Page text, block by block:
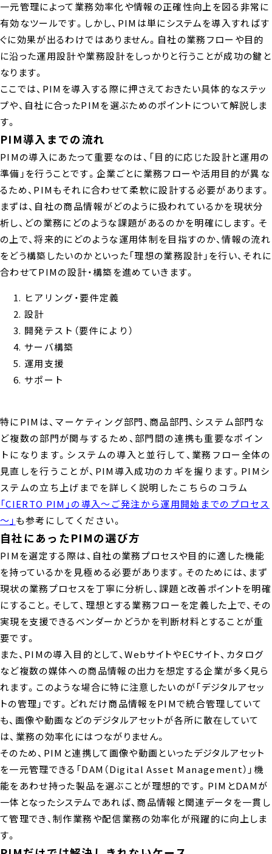
一元管理によって業務効率化や情報の正確性向上を図る非常に
有効なツールです。しかし、PIMは単にシステムを導入すればす
ぐに効果が出るわけではありません。自社の業務フローや目的
に沿った運用設計や業務設計をしっかりと行うことが成功の鍵と
なります。
ここでは、PIMを導入する際に押さえておきたい具体的なステッ
プや、自社に合ったPIMを選ぶためのポイントについて解説しま
す。
PIM導入までの流れ
PIMの導入にあたって重要なのは、「目的に応じた設計と運用の
準備」を行うことです。企業ごとに業務フローや活用目的が異な
るため、PIMもそれに合わせて柔軟に設計する必要があります。
まずは、自社の商品情報がどのように扱われているかを現状分
析し、どの業務にどのような課題があるのかを明確にします。そ
の上で、将来的にどのような運用体制を目指すのか、情報の流れ
をどう構築したいのかといった「理想の業務設計」を行い、それに
合わせてPIMの設計・構築を進めていきます。
ヒアリング・要件定義
設計
開発テスト（要件により）
サーバ構築
運用支援
サポート
特にPIMは、マーケティング部門、商品部門、システム部門な
ど複数の部門が関与するため、部門間の連携も重要なポイン
トになります。システムの導入と並行して、業務フロー全体の
見直しを行うことが、PIM導入成功のカギを握ります。PIMシ
ステムの立ち上げまでを詳しく説明したこちらのコラム
「CIERTO PIM」の導入～ご発注から運用開始までのプロセス
～」 も参考にしてください。
自社にあったPIMの選び方
PIMを選定する際は、自社の業務プロセスや目的に適した機能
を持っているかを見極める必要があります。そのためには、まず
現状の業務プロセスを丁寧に分析し、課題と改善ポイントを明確
にすること。そして、理想とする業務フローを定義した上で、その
実現を支援できるベンダーかどうかを判断材料とすることが重
要です。
また、PIMの導入目的として、WebサイトやECサイト、カタログ
など複数の媒体への商品情報の出力を想定する企業が多く見ら
れます。このような場合に特に注意したいのが「デジタルアセッ
トの管理」です。どれだけ商品情報をPIMで統合管理していて
も、画像や動画などのデジタルアセットが各所に散在していて
は、業務の効率化にはつながりません。
そのため、PIMと連携して画像や動画といったデジタルアセット
を一元管理できる「DAM（Digital Asset Management）」機
能をあわせ持った製品を選ぶことが理想的です。PIMとDAMが
一体となったシステムであれば、商品情報と関連データを一貫し
て管理でき、制作業務や配信業務の効率化が飛躍的に向上しま
す。